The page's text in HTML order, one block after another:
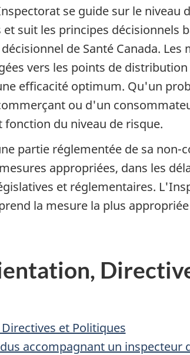
se guide sur le niveau
suit les principes décisionnels
de Santé Canada.
vers les points de
efficacité optimum. Qu'un
ou d'un
du niveau de risque.
partie réglementée de sa non-
appropriées, dans les
et réglementaires.
la mesure la plus
et Politiques
accompagnant un inspecteur